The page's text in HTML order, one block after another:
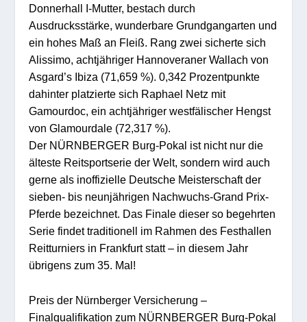
Donnerhall I-Mutter, bestach durch
Ausdrucksstärke, wunderbare Grundgangarten und
ein hohes Maß an Fleiß. Rang zwei sicherte sich
Alissimo, achtjähriger Hannoveraner Wallach von
Asgard’s Ibiza (71,659 %). 0,342 Prozentpunkte
dahinter platzierte sich Raphael Netz mit
Gamourdoc, ein achtjähriger westfälischer Hengst
von Glamourdale (72,317 %).
Der NÜRNBERGER Burg-Pokal ist nicht nur die
älteste Reitsportserie der Welt, sondern wird auch
gerne als inoffizielle Deutsche Meisterschaft der
sieben- bis neunjährigen Nachwuchs-Grand Prix-
Pferde bezeichnet. Das Finale dieser so begehrten
Serie findet traditionell im Rahmen des Festhallen
Reitturniers in Frankfurt statt – in diesem Jahr
übrigens zum 35. Mal!
Preis der Nürnberger Versicherung –
Finalqualifikation zum NÜRNBERGER Burg-Pokal